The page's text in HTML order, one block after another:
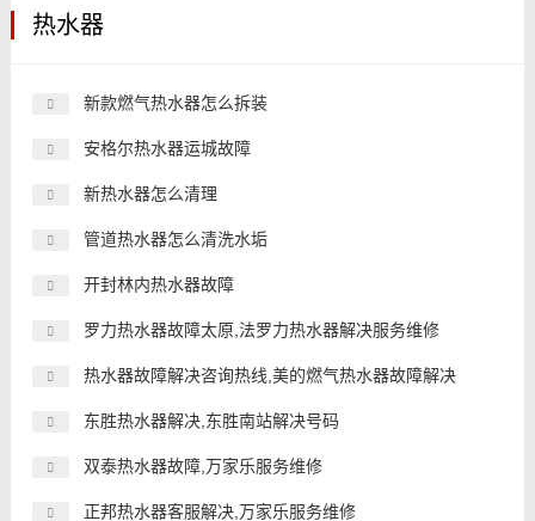
热水器
新款燃气热水器怎么拆装
安格尔热水器运城故障
新热水器怎么清理
管道热水器怎么清洗水垢
开封林内热水器故障
罗力热水器故障太原,法罗力热水器解决服务维修
热水器故障解决咨询热线,美的燃气热水器故障解决
东胜热水器解决,东胜南站解决号码
双泰热水器故障,万家乐服务维修
正邦热水器客服解决,万家乐服务维修